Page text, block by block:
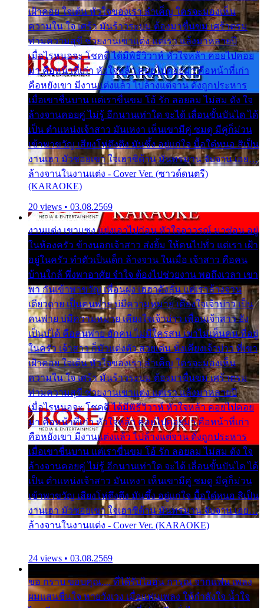
เฝ้าคอย ใจเต้น หัวใจของเรา ลำเค็ญ ใครจะมองเห็น
ความใน ใจ เศร้า มันร้าวระบม ต้องมาขื่นขม เศร้าตรม
ท่ามความสุขี ช่วยงานเขาแต่ง แต่เรา แล้งมาหลายปี
เมื่อไรหนอจะ โชคดี ได้มีพิธีวิวาห์ หัวใจหล้า คอยไปคอย
มา คือหน้าที่เก่า หัวใจหล้า คอยไปคอยมา คือหน้าที่เก่า
คือหยังเขา มีงานแต่งแล้ว ไปล้างแต่จาน ดั่งถูกประหาร
เมื่อเขาชื่นบาน แต่เราขื่นขม โอ้ รัก ลอยลม ไม่สม ดัง ใจ
ล้างจานคอยคู่ ไม่รู้ อีกนานเท่าใด จะได้ เลื่อนขั้นบันได ได้
เป็น ตำแหน่งเจ้าสาว มันเหงา เห็นเขามีคู่ ซมดู มีคู่ก็ม่วน
เข้าพาขวัญ เสียงโห่ตึงตึง มันซึ้ง อยู่แก่ใจ มื้อใด๋หนอ สิเป็น
งานเฮา มัวซอยเขา ใจเฮาซิด้าน มันทรมาน จับจาน เอย…
ล้างจานในงานแต่ง - Cover Ver. (ซาวด์ดนตรี)
(KARAOKE)
20 views • 03.08.2569
งานแต่ง เขาแซง แย่งเอาไปก่อน หัวใจอาวรณ์ มาซ่อน อยู่
ในห้องครัว ข้างนอกเจ้าสาว ส่งยิ้ม ให้คนไปทั่ว แต่เรา เฝ้า
อยู่ในครัว ทำตัวเป็นเด็ก ล้างจาน ในเมื่อ เจ้าสาว คือคน
บ้านใกล้ พึ่งพาอาศัย จำใจ ต้องไปช่วยงาน พอถึงเวลา เขา
พา กันเข้าพาขวัญ เพื่อนฝูง เฮฮาดังลั่น แต่เราล้างจาน
เดียวดาย เป็นคนพ่าย บ่มีความหมาย เคียงใจเจ้าบ่าว เป็น
คนพ่าย บ่มีความหมาย เคียงใจเจ้าบ่าว เพื่อนเจ้าสาว ยัง
เป็นบ่ได้ คือคนพ่าย ฮักคน ไม่มีใครสน เขาไม่เห็นคน ที่อยู่
ในครัว เจ้าสาว ก็มัวแต่งตัว สวยเด่น นั่งเคียงเจ้าบ่าว ที่เขา
เฝ้าคอย ใจเต้น หัวใจของเรา ลำเค็ญ ใครจะมองเห็น
ความใน ใจ เศร้า มันร้าวระบม ต้องมาขื่นขม เศร้าตรม
ท่ามความสุขี ช่วยงานเขาแต่ง แต่เรา แล้งมาหลายปี
เมื่อไรหนอจะ โชคดี ได้มีพิธีวิวาห์ หัวใจหล้า คอยไปคอย
มา คือหน้าที่เก่า หัวใจหล้า คอยไปคอยมา คือหน้าที่เก่า
คือหยังเขา มีงานแต่งแล้ว ไปล้างแต่จาน ดั่งถูกประหาร
เมื่อเขาชื่นบาน แต่เราขื่นขม โอ้ รัก ลอยลม ไม่สม ดัง ใจ
ล้างจานคอยคู่ ไม่รู้ อีกนานเท่าใด จะได้ เลื่อนขั้นบันได ได้
เป็น ตำแหน่งเจ้าสาว มันเหงา เห็นเขามีคู่ ซมดู มีคู่ก็ม่วน
เข้าพาขวัญ เสียงโห่ตึงตึง มันซึ้ง อยู่แก่ใจ มื้อใด๋หนอ สิเป็น
งานเฮา มัวซอยเขา ใจเฮาซิด้าน มันทรมาน จับจาน เอย…
ล้างจานในงานแต่ง - Cover Ver. (KARAOKE)
24 views • 03.08.2569
ขอ กราบ ขอบคุณ.... ที่ได้รับไออุ่น การุณ จากแฟน เพลง
ผมแสนชื่นใจ หายวังเวง เมื่อแฟนเพลง ให้กำลังใจ น้ำใจ